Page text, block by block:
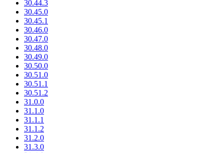
30.44.3
30.45.0
30.45.1
30.46.0
30.47.0
30.48.0
30.49.0
30.50.0
30.51.0
30.51.1
30.51.2
31.0.0
31.1.0
31.1.1
31.1.2
31.2.0
31.3.0